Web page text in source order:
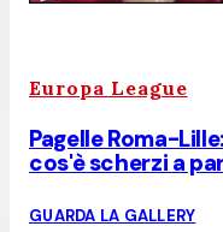
Europa League
Pagelle Roma-
cos'è scherzi a
GUARDA LA GALLERY